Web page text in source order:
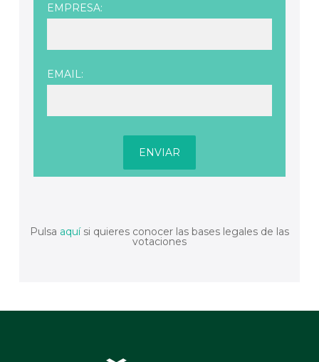
EMPRESA:
EMAIL:
Pulsa aquísi quieres conocer las bases legales de las
votaciones